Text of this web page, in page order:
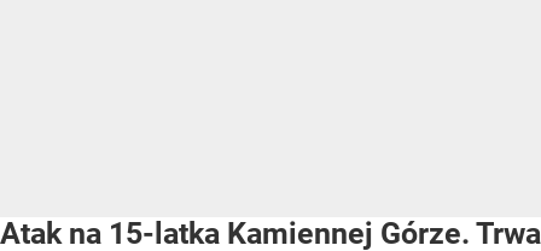
Atak na 15-latka Kamiennej Górze. Trwa